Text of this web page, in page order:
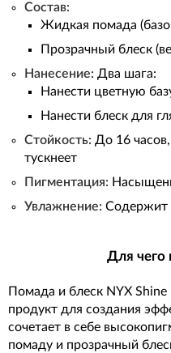
Состав:
Жидкая помада
Прозрачный блеск
Нанесение: Два шага:
Нанести цветную
Нанести блеск для
Стойкость: До 16
тускнеет
Пигментация:
Увлажнение: Содержит
Для чего
Помада и блеск NYX
продукт для создания
сочетает в себе
помаду и прозрачный